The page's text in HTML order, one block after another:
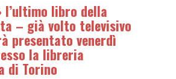
l’ultimo libro della
– già volto televisivo
presentato venerdì
la libreria
di Torino